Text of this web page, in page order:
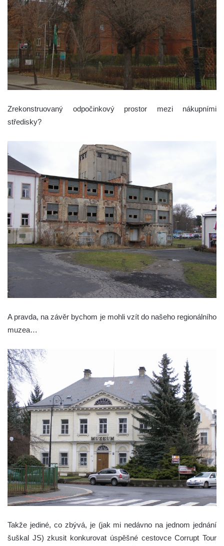
Zrekonstruovaný odpočinkový prostor mezi nákupními
středisky?
A pravda, na závěr bychom je mohli vzít do našeho regionálního
muzea…
Takže jediné, co zbývá, je (jak mi nedávno na jednom jednání
šuškal JS) zkusit konkurovat úspěšné cestovce Corrupt Tour